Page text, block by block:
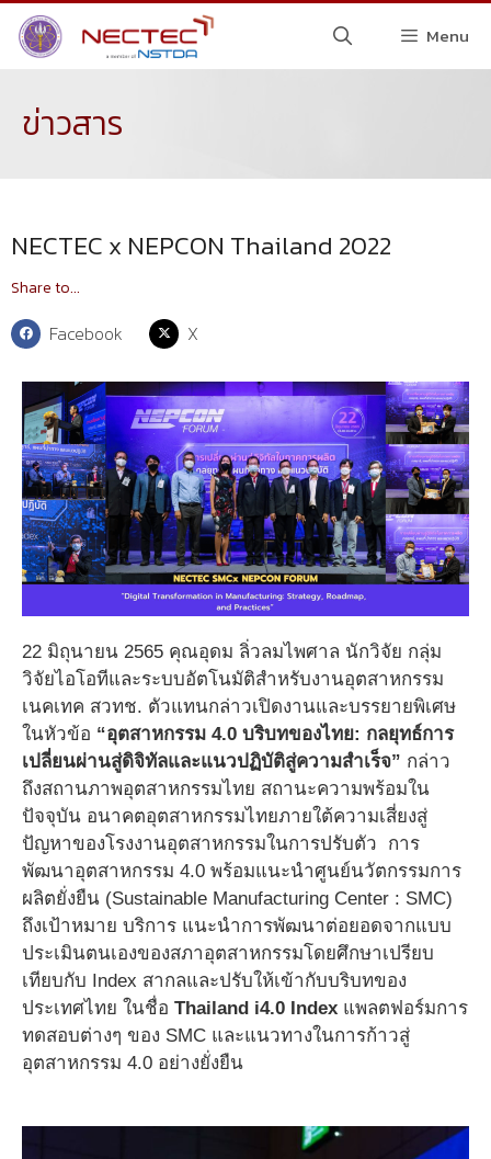
Menu
ข่าวสาร
NECTEC x NEPCON Thailand 2022
Share to...
Facebook X
22 มิถุนายน 2565 คุณอุดม ลิ่วลมไพศาล นักวิจัย กลุ่ม
วิจัยไอโอทีและระบบอัตโนมัติสำหรับงานอุตสาหกรรม
เนคเทค สวทช. ตัวแทนกล่าวเปิดงานและบรรยายพิเศษ
ในหัวข้อ “อุตสาหกรรม 4.0 บริบทของไทย: กลยุทธ์การ
เปลี่ยนผ่านสู่ดิจิทัลและแนวปฏิบัติสู่ความสำเร็จ” กล่าว
ถึงสถานภาพอุตสาหกรรมไทย สถานะความพร้อมใน
ปัจจุบัน อนาคตอุตสาหกรรมไทยภายใต้ความเสี่ยงสู่
ปัญหาของโรงงานอุตสาหกรรมในการปรับตัว การ
พัฒนาอุตสาหกรรม 4.0 พร้อมแนะนำศูนย์นวัตกรรมการ
ผลิตยั่งยืน (Sustainable Manufacturing Center : SMC)
ถึงเป้าหมาย บริการ แนะนำการพัฒนาต่อยอดจากแบบ
ประเมินตนเองของสภาอุตสาหกรรมโดยศึกษาเปรียบ
เทียบกับ Index สากลและปรับให้เข้ากับบริบทของ
ประเทศไทย ในชื่อ Thailand i4.0 Index แพลตฟอร์มการ
ทดสอบต่างๆ ของ SMC และแนวทางในการก้าวสู่
อุตสาหกรรม 4.0 อย่างยั่งยืน